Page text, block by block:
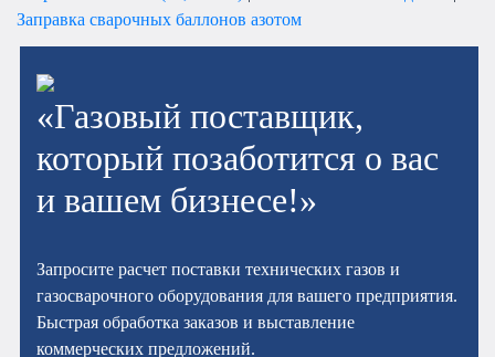
Заправка сварочных баллонов азотом
«Газовый поставщик,
который позаботится о вас
и вашем бизнесе!»
Запросите расчет поставки технических газов и
газосварочного оборудования для вашего предприятия.
Быстрая обработка заказов и выставление
коммерческих предложений.